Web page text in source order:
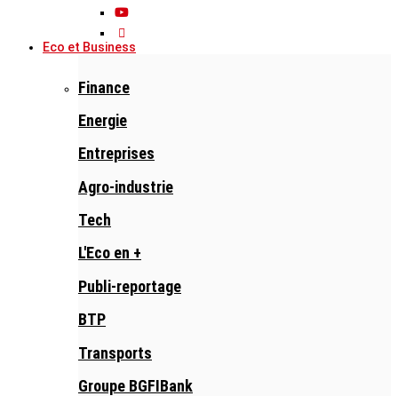
Eco et Business
Finance
Energie
Entreprises
Agro-industrie
Tech
L'Eco en +
Publi-reportage
BTP
Transports
Groupe BGFIBank